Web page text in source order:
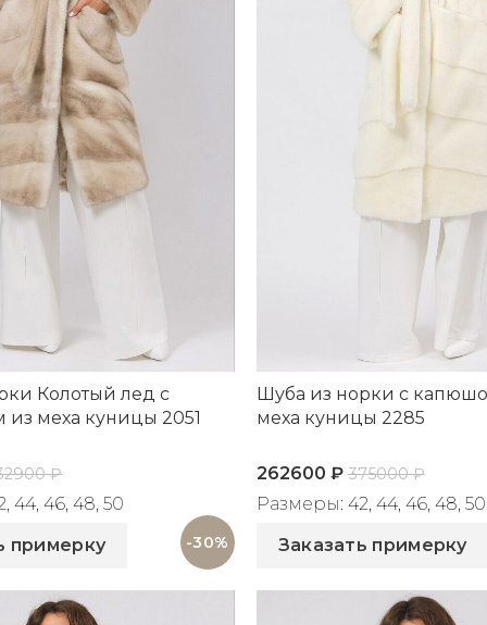
-30%
Колотый лед с
меха куницы 2051
₽
44, 46, 48, 50
примерку
Шуба из норки с
меха куницы 2285
262600 ₽ 375000₽
Размеры: 42, 44, 46, 48, 50
Заказать примерку